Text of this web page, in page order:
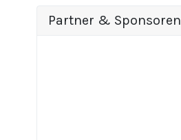
Partner & Sponsoren